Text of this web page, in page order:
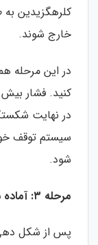
کلرهگزیدین به
خارج شوند.
در این مرحله
کنید. فشار
در نهایت
سیستم توقف
شود.
مرحله ۳: آماده سازی میانی و اپیکال کانال
پس از شکل